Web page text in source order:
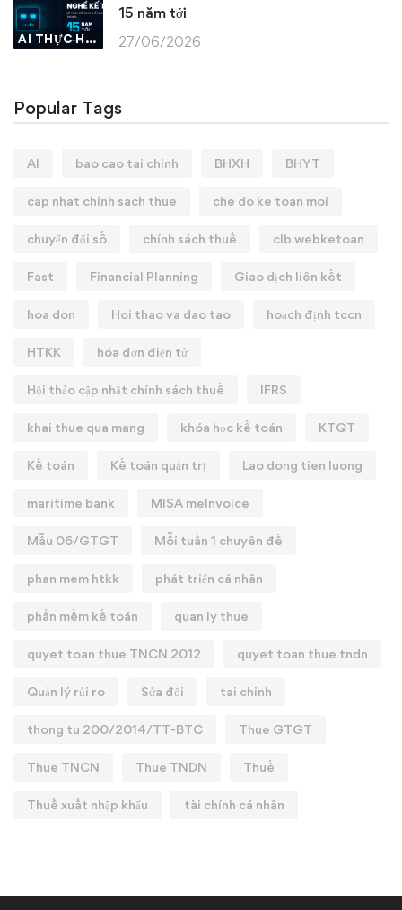
AI THỰC HÀNH
15 năm tới
27/06/2026
Popular Tags
AI bao cao tai chinh BHXH BHYT
cap nhat chinh sach thue che do ke toan moi
chuyển đổi số chính sách thuế clb webketoan
Fast Financial Planning Giao dịch liên kết
hoa don Hoi thao va dao tao hoạch định tccn
HTKK hóa đơn điện tử
Hội thảo cập nhật chính sách thuế IFRS
khai thue qua mang khóa học kế toán KTQT
Kế toán Kế toán quản trị Lao dong tien luong
maritime bank MISA meInvoice
Mẫu 06/GTGT Mỗi tuần 1 chuyên đề
phan mem htkk phát triển cá nhân
phần mềm kế toán quan ly thue
quyet toan thue TNCN 2012 quyet toan thue tndn
Quản lý rủi ro Sửa đổi tai chinh
thong tu 200/2014/TT-BTC Thue GTGT
Thue TNCN Thue TNDN Thuế
Thuế xuất nhập khẩu tài chính cá nhân